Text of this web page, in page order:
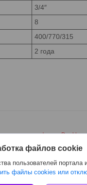
3/4″
8
400/770/315
2 года
на платформе Deal.by
обработки файлов cookies
файлов cookie
пользователей портала
файлы cookies или
отопление |
Select Language ▼